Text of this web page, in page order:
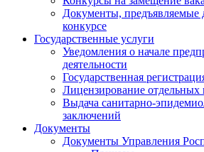
Документы, предъявляемые
конкурсе
Государственные услуги
Уведомления о начале
деятельности
Государственная
Лицензирование отдельных
Выдача санитарно-
заключений
Документы
Документы Управления